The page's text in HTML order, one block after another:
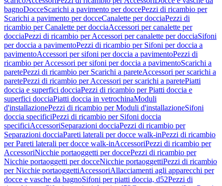
bagnoDocceScarichi a pavimento per doccePezzi di ricambio per
Scarichi a pavimento per docceCanalette per docciaPezzi di
ricambio per Canalette per docciaAccessori per canalette per
docciaPezzi di ricambio per Accessori per canalette per docciaSifoni
per doccia a pavimentoPezzi di ricambio per Sifoni per doccia a
pavimentoAccessori per sifoni per doccia a pavimentoPezzi di
ricambio per Accessori per sifoni per doccia a pavimentoScarichi a
paretePezzi di ricambio per Scarichi a pareteAccessori per scarichi a
paretePezzi di ricambio per Accessori per scarichi a paretePiatti
doccia e superfici docciaPezzi di ricambio per Piatti doccia e
superfici docciaPiatti doccia in vetrochinaModuli
d'installazionePezzi di ricambio per Moduli d'installazioneSifoni
doccia specificiPezzi di ricambio per Sifoni doccia
specificiAccessoriSeparazioni docciaPezzi di ricambio per
Separazioni docciaPareti laterali per docce walk-inPezzi di ricambio
per Pareti laterali per docce walk-inAccessoriPezzi di ricambio per
AccessoriNicchie portaoggetti per doccePezzi di ricambio per
Nicchie portaoggetti per docceNicchie portaoggettiPezzi di ricambio
per Nicchie portaoggettiAccessoriAllacciamenti agli apparecchi per
docce e vasche da bagnoSifoni per piatti doccia, d52Pezzi di